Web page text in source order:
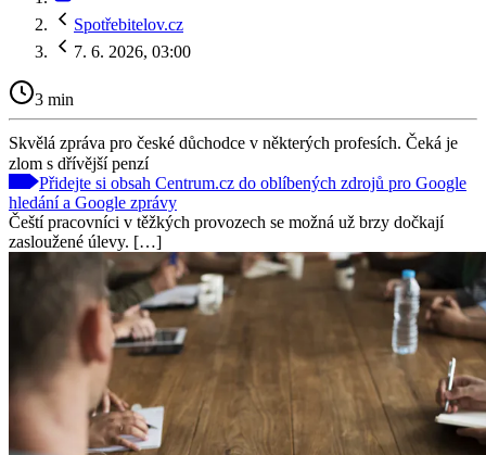
Spotřebitelov.cz
7. 6. 2026, 03:00
3 min
Skvělá zpráva pro české důchodce v některých profesích. Čeká je
zlom s dřívější penzí
Přidejte si obsah Centrum.cz do oblíbených zdrojů pro Google
hledání a Google zprávy
Čeští pracovníci v těžkých provozech se možná už brzy dočkají
zasloužené úlevy. […]